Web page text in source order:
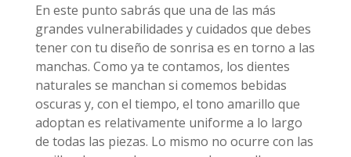
En este punto sabrás que una de las más
grandes vulnerabilidades y cuidados que debes
tener con tu diseño de sonrisa es en torno a las
manchas. Como ya te contamos, los dientes
naturales se manchan si comemos bebidas
oscuras y, con el tiempo, el tono amarillo que
adoptan es relativamente uniforme a lo largo
de todas las piezas. Lo mismo no ocurre con las